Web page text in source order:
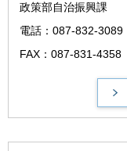
政策部自治振興課
電話：087-832-3089
FAX：087-831-4358